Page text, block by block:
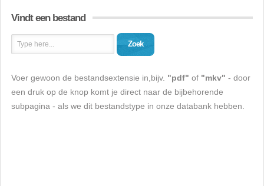
Vindt een bestand
Zoek
Voer gewoon de bestandsextensie in,bijv. "pdf" of "mkv" - door
een druk op de knop komt je direct naar de bijbehorende
subpagina - als we dit bestandstype in onze databank hebben.